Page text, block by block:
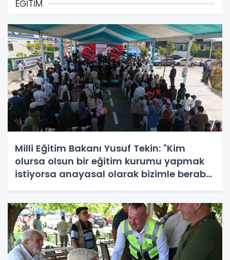
EĞİTİM
Milli Eğitim Bakanı Yusuf Tekin: "Kim
olursa olsun bir eğitim kurumu yapmak
istiyorsa anayasal olarak bizimle beraber